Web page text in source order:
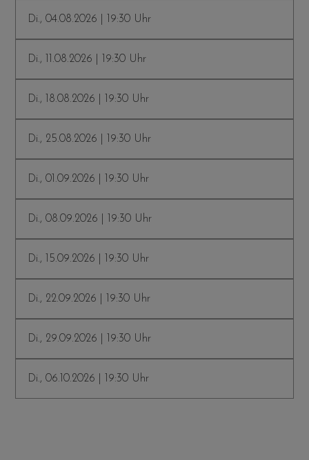
Di., 04.08.2026 | 19:30 Uhr
Di., 11.08.2026 | 19:30 Uhr
Di., 18.08.2026 | 19:30 Uhr
Di., 25.08.2026 | 19:30 Uhr
Di., 01.09.2026 | 19:30 Uhr
Di., 08.09.2026 | 19:30 Uhr
Di., 15.09.2026 | 19:30 Uhr
Di., 22.09.2026 | 19:30 Uhr
Di., 29.09.2026 | 19:30 Uhr
Di., 06.10.2026 | 19:30 Uhr